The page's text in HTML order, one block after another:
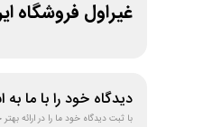
غیراول فروشگاه
دیدگاه خود را با ما به
با ثبت دیدگاه خود ما را در ارائه